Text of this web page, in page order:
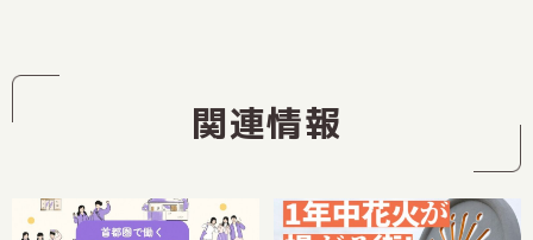
関連情報